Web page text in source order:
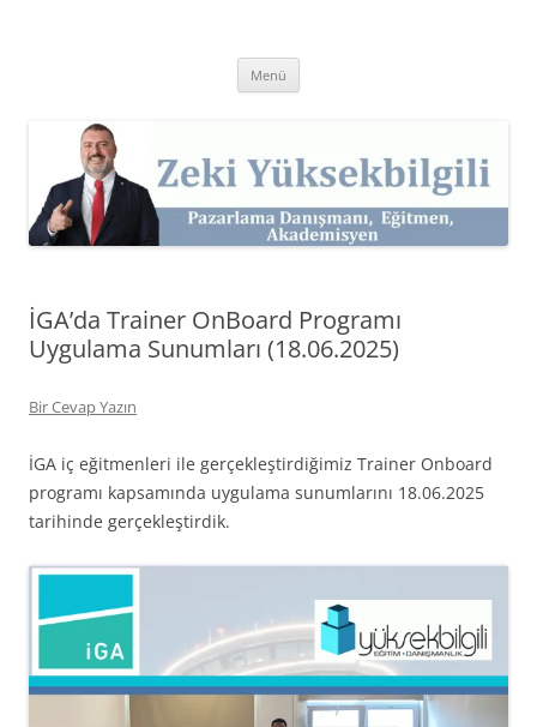
Kişisel Web Sitesi.
Menü
İGA’da Trainer OnBoard Programı
Uygulama Sunumları (18.06.2025)
Bir Cevap Yazın
İGA iç eğitmenleri ile gerçekleştirdiğimiz Trainer Onboard
programı kapsamında uygulama sunumlarını 18.06.2025
tarihinde gerçekleştirdik.